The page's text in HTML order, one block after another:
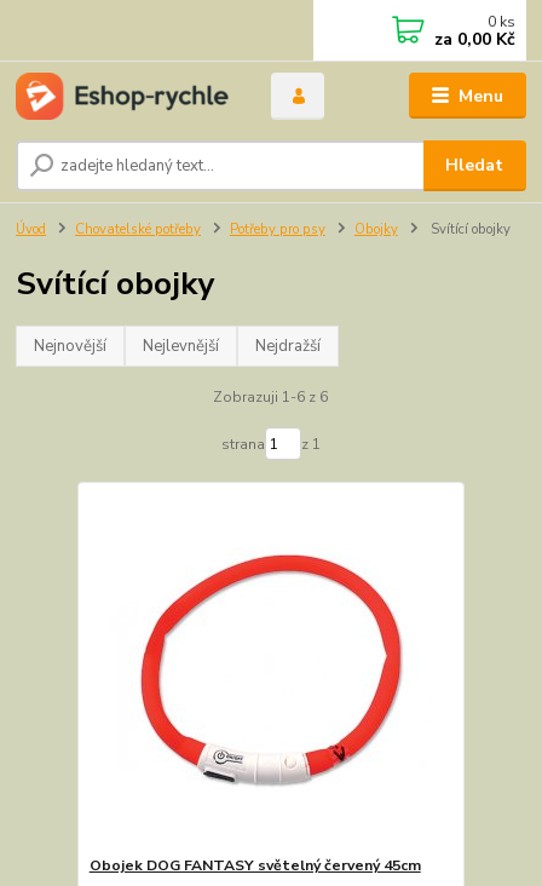
Menu
Hledat
0 ks
za 0,00 Kč
Úvod Chovatelské potřeby Potřeby pro psy Obojky Svítící obojky
Svítící obojky
Nejnovější Nejlevnější Nejdražší
Zobrazuji 1-6 z 6
strana z 1
Obojek DOG FANTASY světelný červený 45cm